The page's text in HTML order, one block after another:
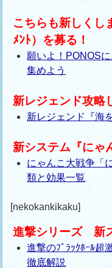
こちらも新しくし
ﾒﾝﾄ）を募る！
願いよ！PONOS
集めよう
新レジェンド攻略
新レジェンド『海
新システム『にゃ
にゃんこ大戦争「
類と効果一覧
[nekokankikaku]
進撃シリーズ 新
進撃のﾌﾞﾗｯｸﾎｰﾙ
徹底解説